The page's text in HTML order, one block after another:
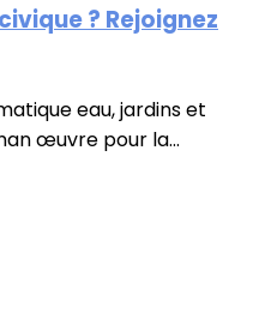
? Rejoignez
eau, jardins et
œuvre pour la...